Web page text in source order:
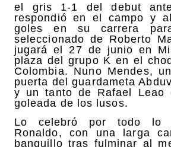
el gris 1-1 del debut
respondió en el campo y
goles en su carrera
seleccionado de Roberto
jugará el 27 de junio en
plaza del grupo K en el
Colombia. Nuno Mendes,
puerta del guardameta
y un tanto de Rafael Leao
goleada de los lusos.
Lo celebró por todo lo
Ronaldo, con una larga
banquillo tras fulminar al